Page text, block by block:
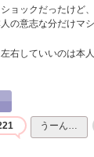
ョックだったけど
の意志な分だけマシ
右していいのは本
うーん…